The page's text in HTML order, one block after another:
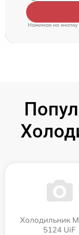
Нажимая на кнопку
Холодильник
5124 UiF